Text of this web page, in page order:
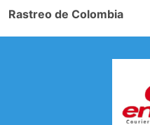
Rastreo de Colombia